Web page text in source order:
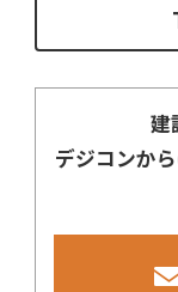
建
デジコンか